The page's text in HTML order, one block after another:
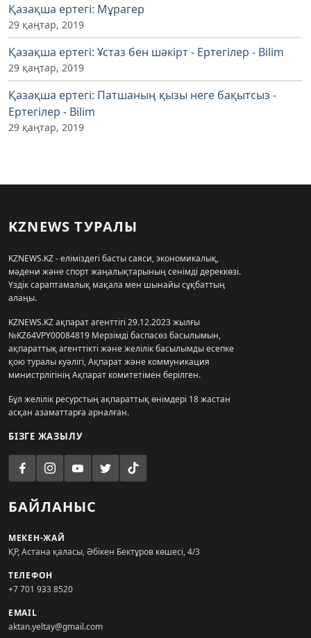
Қазақша ертегі: Мұрагер
29 қаңтар, 2019
Қазақша ертегі: Ұстаз бен шәкірт - Ертегілер - Bilim
29 қаңтар, 2019
Қазақша ертегі: Патшаның қызы неге бақытсыз -
Ертегілер - Bilim
29 қаңтар, 2019
KZNEWS ТУРАЛЫ
KZNEWS.KZ - еліміздегі басты саяси, экономикалық,
мәдени және спорт жаңалықтарының сенімді дереккөзі.
Үздік сараптамалық мақала мен шынайы сұқбаттың
алаңы.
KZNEWS.KZ ақпарат агенттігі 29.12.2023 жылғы
№KZ64VPY00084819 Мерзімді баспасөз басылымын,
ақпараттық агенттікті және желілік басылымды есепке
қою туралы куәлігі, Ақпарат және коммуникация
министрлігінің Ақпарат комитетімен берілген.
Бұл желілік ресурстың ақпараттық өнімдері 18 жастан
асқан азаматтарға арналған.
БІЗГЕ ЖАЗЫЛУ
БАЙЛАНЫС
МЕКЕН-ЖАЙ
ҚР, Астана қаласы, Әбікен Бектұров көшесі, 4/3
ТЕЛЕФОН
+7 701 933 8520
EMAIL
aktan.yeltay@gmail.com